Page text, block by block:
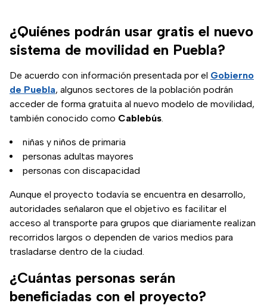
¿Quiénes podrán usar gratis el nuevo
sistema de movilidad en Puebla?
De acuerdo con información presentada por el Gobierno
de Puebla, algunos sectores de la población podrán
acceder de forma gratuita al nuevo modelo de movilidad,
también conocido como Cablebús.
niñas y niños de primaria
personas adultas mayores
personas con discapacidad
Aunque el proyecto todavía se encuentra en desarrollo,
autoridades señalaron que el objetivo es facilitar el
acceso al transporte para grupos que diariamente realizan
recorridos largos o dependen de varios medios para
trasladarse dentro de la ciudad.
¿Cuántas personas serán
beneficiadas con el proyecto?